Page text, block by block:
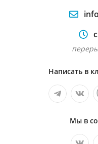
Написать в
Мы в